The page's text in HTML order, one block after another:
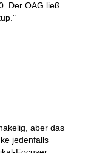
Der OAG ließ
aber das
jedenfalls